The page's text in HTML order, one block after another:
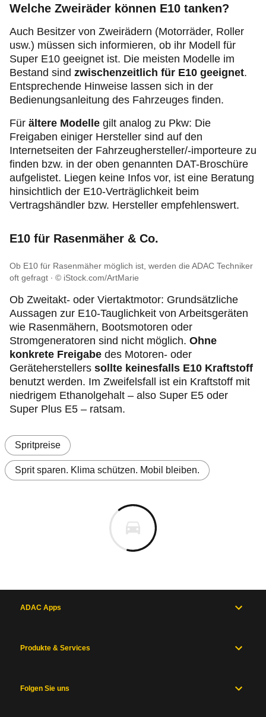
Welche Zweiräder können E10 tanken?
Auch Besitzer von Zweirädern (Motorräder, Roller
usw.) müssen sich informieren, ob ihr Modell für
Super E10 geeignet ist. Die meisten Modelle im
Bestand sind zwischenzeitlich für E10 geeignet.
Entsprechende Hinweise lassen sich in der
Bedienungsanleitung des Fahrzeuges finden.
Für ältere Modelle gilt analog zu Pkw: Die
Freigaben einiger Hersteller sind auf den
Internetseiten der Fahrzeughersteller/-importeure zu
finden bzw. in der oben genannten DAT-Broschüre
aufgelistet. Liegen keine Infos vor, ist eine Beratung
hinsichtlich der E10-Verträglichkeit beim
Vertragshändler bzw. Hersteller empfehlenswert.
E10 für Rasenmäher & Co.
Ob E10 für Rasenmäher möglich ist, werden die ADAC Techniker
oft gefragt
© iStock.com/ArtMarie
Ob Zweitakt- oder Viertaktmotor: Grundsätzliche
Aussagen zur E10-Tauglichkeit von Arbeitsgeräten
wie Rasenmähern, Bootsmotoren oder
Stromgeneratoren sind nicht möglich. Ohne
konkrete Freigabe des Motoren- oder
Geräteherstellers sollte keinesfalls E10 Kraftstoff
benutzt werden. Im Zweifelsfall ist ein Kraftstoff mit
niedrigem Ethanolgehalt – also Super E5 oder
Super Plus E5 – ratsam.
Spritpreise
Sprit sparen. Klima schützen. Mobil bleiben.
ADAC Apps
Produkte & Services
Folgen Sie uns